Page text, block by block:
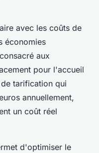
avec les coûts de
économies
aux
pour l'accueil
tarification qui
annuellement,
un coût réel
d'optimiser le